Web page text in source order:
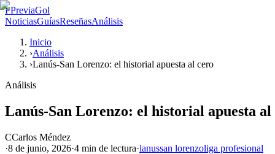
PPreviaGol
NoticiasGuíasReseñasAnálisis
Inicio
›Análisis
›Lanús-San Lorenzo: el historial apuesta al cero
Análisis
Lanús-San Lorenzo: el historial apuesta al
CCarlos Méndez
·8 de junio, 2026·4 min de lectura·lanussan lorenzoliga profesional